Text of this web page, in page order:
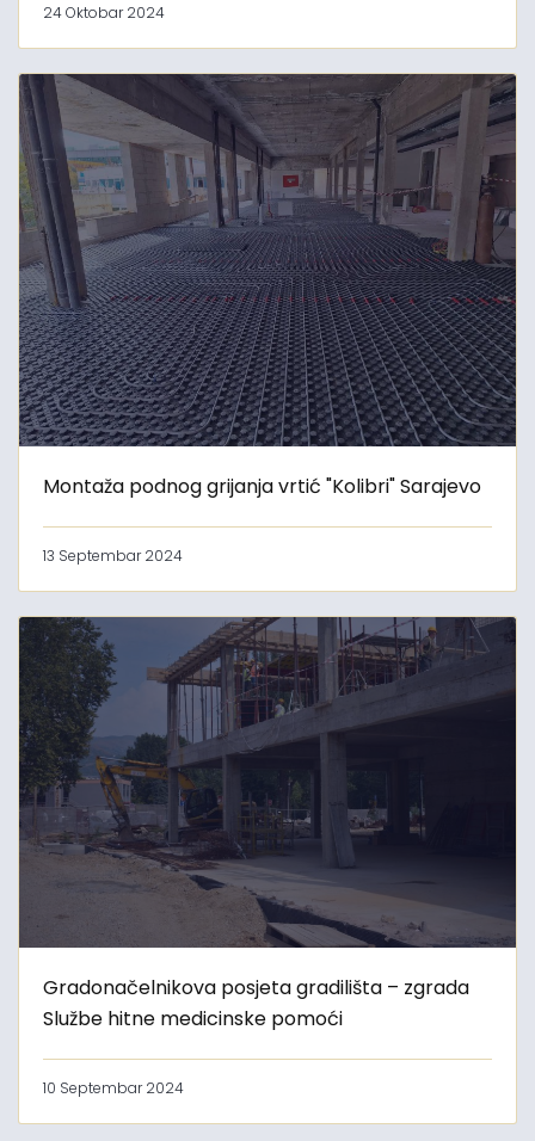
24 Oktobar 2024
Montaža podnog grijanja vrtić "Kolibri" Sarajevo
13 Septembar 2024
Gradonačelnikova posjeta gradilišta – zgrada
Službe hitne medicinske pomoći
10 Septembar 2024